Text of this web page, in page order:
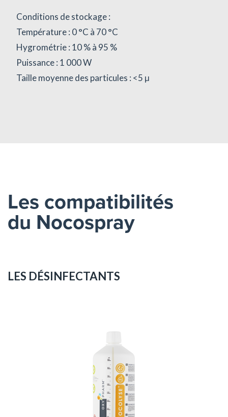
Conditions de stockage :
Température : 0 °C à 70 °C
Hygrométrie : 10 % à 95 %
Puissance : 1 000 W
Taille moyenne des particules : <5 μ
Les compatibilités
du Nocospray
LES DÉSINFECTANTS